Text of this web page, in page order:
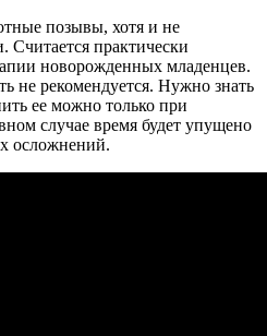
позывы, хотя и не
Считается практически
новорожденных младенцев.
не рекомендуется. Нужно знать
ее можно только при
случае время будет упущено
осложнений.